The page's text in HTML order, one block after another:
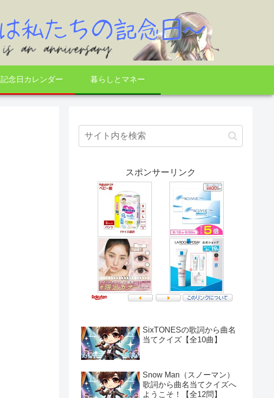
記念日カレンダー 暮らしとマネー
スポンサーリンク
SixTONESの歌詞から曲名
当てクイズ【全10曲】
Snow Man（スノーマン）
歌詞から曲名当てクイズへ
ようこそ！【全12問】